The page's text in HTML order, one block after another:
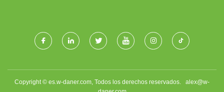
Copyright © es.w-daner.com, Todos los derechos reservados. alex@w-